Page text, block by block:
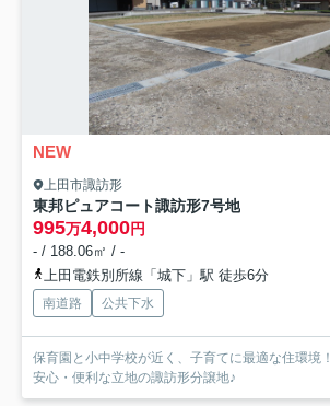
NEW
上田市諏訪形
東邦ピュアコート諏訪形7号地
995万4,000円
- / 188.06㎡ / -
上田電鉄別所線「城下」駅 徒歩6分
南道路 公共下水
保育園と小中学校が近く、子育てに最適な住環境！
安心・便利な立地の諏訪形分譲地♪